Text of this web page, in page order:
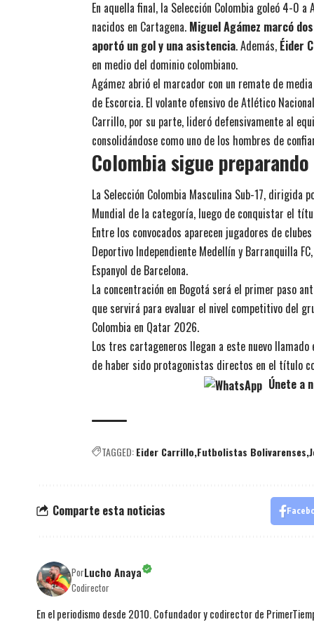
En aquella final, la Selección Colombia goleó 4-0
nacidos en Cartagena. Miguel Agámez marcó
aportó un gol y una asistencia. Además, Éider
en medio del dominio colombiano.
Agámez abrió el marcador con un remate de
de Escorcia. El volante ofensivo de Atlético
Carrillo, por su parte, lideró defensivamente al
consolidándose como uno de los hombres de
Colombia sigue
La Selección Colombia Masculina Sub-17,
Mundial de la categoría, luego de conquistar el
Entre los convocados aparecen jugadores de
Deportivo Independiente Medellín y Barranquilla
Espanyol de Barcelona.
La concentración en Bogotá será el primer paso
que servirá para evaluar el nivel competitivo del
Colombia en Qatar 2026.
Los tres cartageneros llegan a este nuevo
de haber sido protagonistas directos en el título
Únete a
TAGGED:Eider Carrillo Futbolistas Bolivarenses
Comparte esta noticias
PorLucho Anaya
Codirector
En el periodismo desde 2010. Cofundador y codirector de